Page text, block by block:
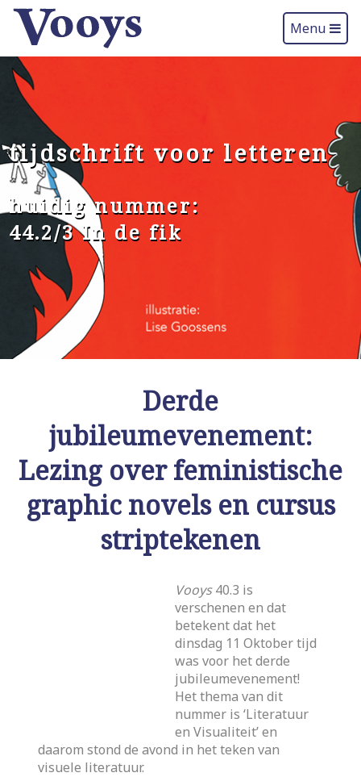
Menu
tijdschrift voor letteren
huidig nummer:
44.2/3 In de fik
Derde
jubileumevenement:
Lezing over feministische
graphic novels en cursus
striptekenen
Vooys40.3 is
verschenen en dat
betekent dat het
dinsdag 11 Oktober tijd
was voor het derde
jubileumevenement!
Het thema van dit
nummer is ‘Literatuur
en Visualiteit’ en
daarom stond de avond in het teken van
visuele literatuur.